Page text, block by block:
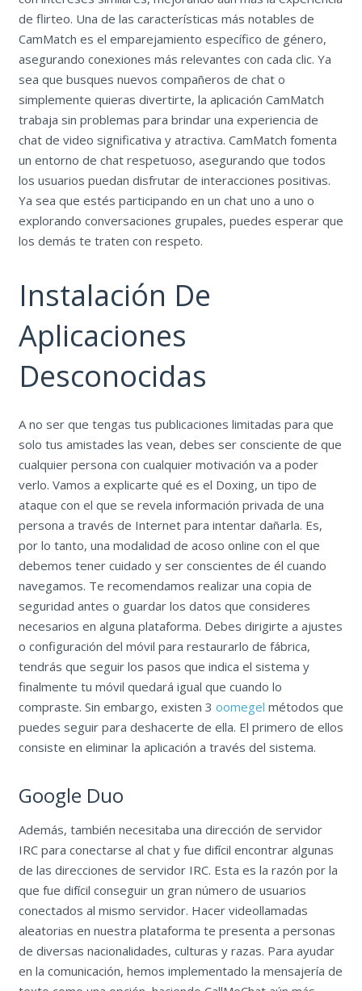
de flirteo. Una de las características más notables de
CamMatch es el emparejamiento específico de género,
asegurando conexiones más relevantes con cada clic. Ya
sea que busques nuevos compañeros de chat o
simplemente quieras divertirte, la aplicación CamMatch
trabaja sin problemas para brindar una experiencia de
chat de video significativa y atractiva. CamMatch fomenta
un entorno de chat respetuoso, asegurando que todos
los usuarios puedan disfrutar de interacciones positivas.
Ya sea que estés participando en un chat uno a uno o
explorando conversaciones grupales, puedes esperar que
los demás te traten con respeto.
Instalación De
Aplicaciones
Desconocidas
A no ser que tengas tus publicaciones limitadas para que
solo tus amistades las vean, debes ser consciente de que
cualquier persona con cualquier motivación va a poder
verlo. Vamos a explicarte qué es el Doxing, un tipo de
ataque con el que se revela información privada de una
persona a través de Internet para intentar dañarla. Es,
por lo tanto, una modalidad de acoso online con el que
debemos tener cuidado y ser conscientes de él cuando
navegamos. Te recomendamos realizar una copia de
seguridad antes o guardar los datos que consideres
necesarios en alguna plataforma. Debes dirigirte a ajustes
o configuración del móvil para restaurarlo de fábrica,
tendrás que seguir los pasos que indica el sistema y
finalmente tu móvil quedará igual que cuando lo
compraste. Sin embargo, existen 3 oomegel métodos que
puedes seguir para deshacerte de ella. El primero de ellos
consiste en eliminar la aplicación a través del sistema.
Google Duo
Además, también necesitaba una dirección de servidor
IRC para conectarse al chat y fue difícil encontrar algunas
de las direcciones de servidor IRC. Esta es la razón por la
que fue difícil conseguir un gran número de usuarios
conectados al mismo servidor. Hacer videollamadas
aleatorias en nuestra plataforma te presenta a personas
de diversas nacionalidades, culturas y razas. Para ayudar
en la comunicación, hemos implementado la mensajería de